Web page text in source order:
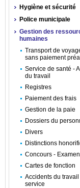
Hygiène et sécurité
Police municipale
Gestion des
humaines
Transport de
sans paiement
Service de santé -
du travail
Registres
Paiement des frais
Gestion de la paie
Dossiers du
Divers
Distinctions
Concours -
Cartes de fonction
Accidents du travail
service